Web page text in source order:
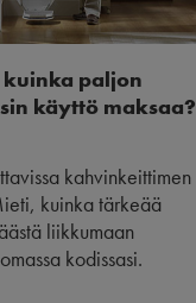
kuinka paljon
käyttö maksaa?
kahvinkeittimen
kuinka tärkeää
liikkumaan
kodissasi.